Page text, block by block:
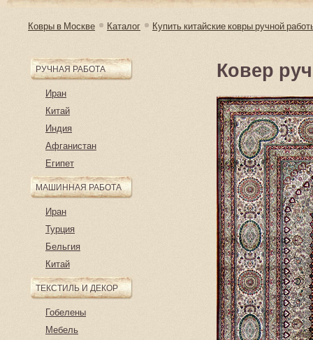
Ковры в Москве Каталог Купить китайские ковры ручной
РУЧНАЯ РАБОТА
Иран
Китай
Индия
Афганистан
Египет
МАШИННАЯ РАБОТА
Иран
Турция
Бельгия
Китай
ТЕКСТИЛЬ И ДЕКОР
Гобелены
Мебель
Ковер